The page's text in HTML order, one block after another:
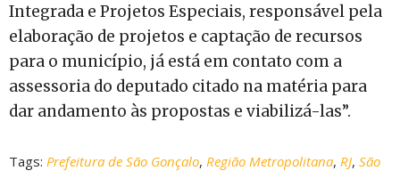
Integrada e Projetos Especiais, responsável pela
elaboração de projetos e captação de recursos
para o município, já está em contato com a
assessoria do deputado citado na matéria para
dar andamento às propostas e viabilizá-las”.
Tags: Prefeitura de São Gonçalo, Região Metropolitana, RJ, São